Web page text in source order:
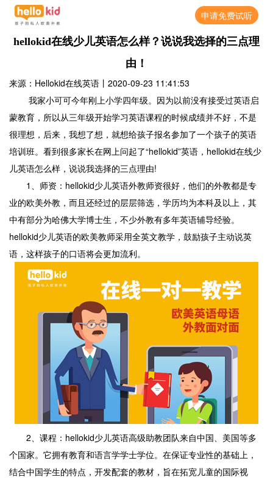
申请免费试听
hellokid在线少儿英语怎么样？说说我选择的三点理
由！
来源：Hellokid在线英语 丨 2020-09-23 11:41:53
我家小可可今年刚上小学四年级。因为以前没有接受过英语启
蒙教育，所以从三年级开始学习英语课程的时候成绩并不好，不是
很理想，后来，我想了想，就想给孩子报名参加了一个孩子的英语
培训班。看到很多家长在网上问起了“hellokid”英语，hellokid在线少
儿英语怎么样，说说我选择的三点理由!
1、师资：hellokid少儿英语外教师资很好，他们的外教都是专
业的欧美外教，而且还经过的层层筛选，学历均为本科及以上，其
中有部分为哈佛大学博士生，不少外教有多年英语辅导经验。
hellokid少儿英语的欧美教师采用全英文教学，鼓励孩子主动说英
语，这样孩子的口语将会更加流利。
2、课程：hellokid少儿英语高级助教团队来自中国、美国等多
个国家。它拥有教育和语言学学士学位。在保证专业性的基础上，
结合中国学生的特点，开发配套的教材，旨在拓宽儿童的国际视